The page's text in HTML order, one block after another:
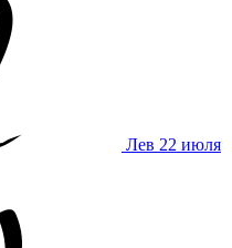
Лев 22 июля